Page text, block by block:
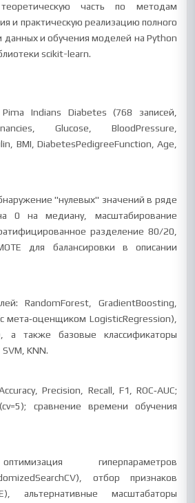
часть по методам
и практическую реализацию полного
данных и обучения моделей на Python
scikit-learn.
Indians Diabetes (768 записей,
Glucose, BloodPressure,
BMI, DiabetesPedigreeFunction, Age,
"нулевых" значений в ряде
0 на медиану, масштабирование
разделение 80/20,
для балансировки в описании
RandomForest, GradientBoosting,
мета‑оценщиком LogisticRegression),
а также базовые классификаторы
KNN.
Precision, Recall, F1, ROC‑AUC;
сравнение времени обучения
гиперпараметров
отбор признаков
альтернативные масштабаторы